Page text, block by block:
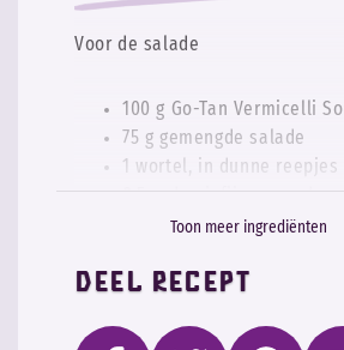
Voor de salade
100 g Go-Tan Vermicelli
75 g gemengde salade
1 wortel, in dunne reepjes
0,5 rode ui, fijn gesneden
1/3 van een komkommer,
1 lente-ui, in smalle
Handjevol pinda’s
Toon meer ingrediënten
Deel recept